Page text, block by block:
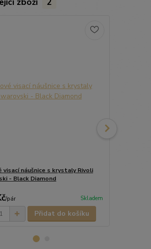
visací náušnice s krystaly Rivoli
- Black Diamond
/pár Skladem
Přidat do košíku